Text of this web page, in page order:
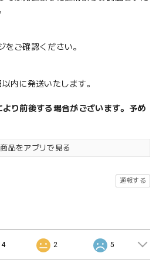
をご確認ください。
内に発送いたします。
り前後する場合がございます。予め
品をアプリで見る
通報する
2 5